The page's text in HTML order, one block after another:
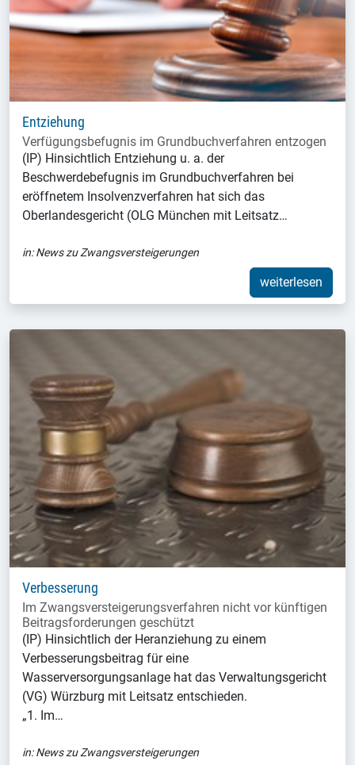
Entziehung
Verfügungsbefugnis im Grundbuchverfahren entzogen
(IP) Hinsichtlich Entziehung u. a. der
Beschwerdebefugnis im Grundbuchverfahren bei
eröffnetem Insolvenzverfahren hat sich das
Oberlandesgericht (OLG München mit Leitsatz…
in:News zu Zwangsversteigerungen
weiterlesen
Verbesserung
Im Zwangsversteigerungsverfahren nicht vor künftigen
Beitragsforderungen geschützt
(IP) Hinsichtlich der Heranziehung zu einem
Verbesserungsbeitrag für eine
Wasserversorgungsanlage hat das Verwaltungsgericht
(VG) Würzburg mit Leitsatz entschieden.
„1. Im…
in:News zu Zwangsversteigerungen